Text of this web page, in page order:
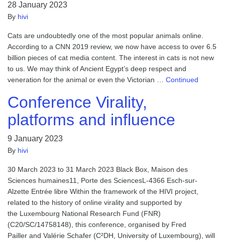
28 January 2023
By hivi
Cats are undoubtedly one of the most popular animals online.
According to a CNN 2019 review, we now have access to over 6.5
billion pieces of cat media content. The interest in cats is not new
to us. We may think of Ancient Egypt’s deep respect and
veneration for the animal or even the Victorian … Continued
Conference Virality,
platforms and influence
9 January 2023
By hivi
30 March 2023 to 31 March 2023 Black Box, Maison des
Sciences humaines11, Porte des SciencesL-4366 Esch-sur-
Alzette Entrée libre Within the framework of the HIVI project,
related to the history of online virality and supported by
the Luxembourg National Research Fund (FNR)
(C20/SC/14758148), this conference, organised by Fred
Pailler and Valérie Schafer (C²DH, University of Luxembourg), will